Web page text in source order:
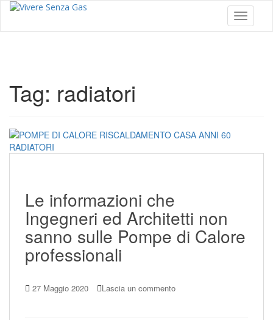
i
Toggle
Tag: radiatori
Le informazioni che
Ingegneri ed Architetti non
sanno sulle Pompe di Calore
professionali
27 Maggio 2020 Lascia un commento